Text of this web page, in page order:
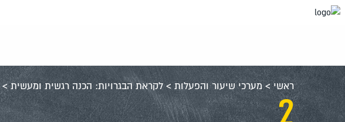
עבור
ראשי>מערכי שיעור והפעלות> לקראת הבגרויות: הכנה רגשית ומעשית>